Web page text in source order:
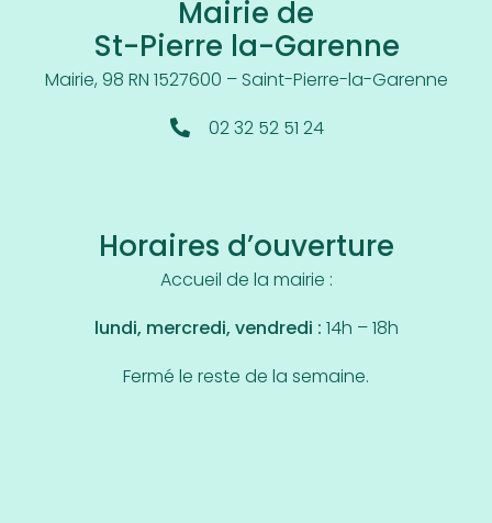
Mairie de
St-Pierre la-Garenne
Mairie, 98 RN 1527600 – Saint-Pierre-la-Garenne
02 32 52 51 24
Horaires d’ouverture
Accueil de la mairie :
lundi, mercredi, vendredi : 14h – 18h
Fermé le reste de la semaine.